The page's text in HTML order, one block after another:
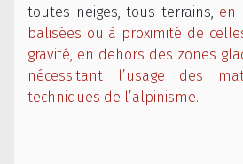
toutes neiges, tous terrains, en
balisées ou à proximité de
gravité, en dehors des zones
nécessitant l’usage des
techniques de l’alpinisme.